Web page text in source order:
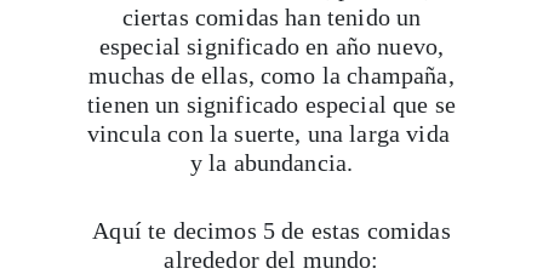
ciertas comidas han tenido un
especial significado en año nuevo,
muchas de ellas, como la champaña,
tienen un significado especial que se
vincula con la suerte, una larga vida
y la abundancia.
Aquí te decimos 5 de estas comidas
alrededor del mundo: